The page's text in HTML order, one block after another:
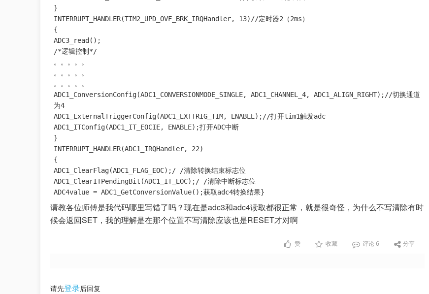
}
INTERRUPT_HANDLER(TIM2_UPD_OVF_BRK_IRQHandler, 13)//定时器2（2ms）
{
ADC3_read();
/*逻辑控制*/
。。。。。
。。。。。
。。。。。
ADC1_ConversionConfig(ADC1_CONVERSIONMODE_SINGLE, ADC1_CHANNEL_4, ADC1_ALIGN_RIGHT);//切换通道
为4
ADC1_ExternalTriggerConfig(ADC1_EXTTRIG_TIM, ENABLE);//打开tim1触发adc
ADC1_ITConfig(ADC1_IT_EOCIE, ENABLE);打开ADC中断
}
INTERRUPT_HANDLER(ADC1_IRQHandler, 22)
{
ADC1_ClearFlag(ADC1_FLAG_EOC);/ /清除转换结束标志位
ADC1_ClearITPendingBit(ADC1_IT_EOC);/ /清除中断标志位
ADC4value = ADC1_GetConversionValue();获取adc4转换结果}
请教各位师傅是我代码哪里写错了吗？现在是adc3和adc4读取都很正常，就是很奇怪，为什么不写清除有时
候会返回SET，我的理解是在那个位置不写清除应该也是RESET才对啊
赞 收藏 评论 6 分享
请先登录后回复